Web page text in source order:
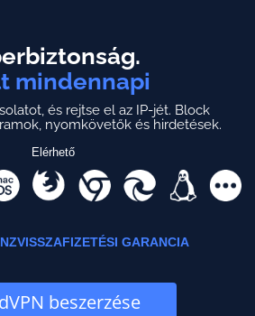
mindennapi
és rejtse el az IP-jét. Block
nyomkövetők és hirdetések.
Elérhető
GARANCIA
beszerzése